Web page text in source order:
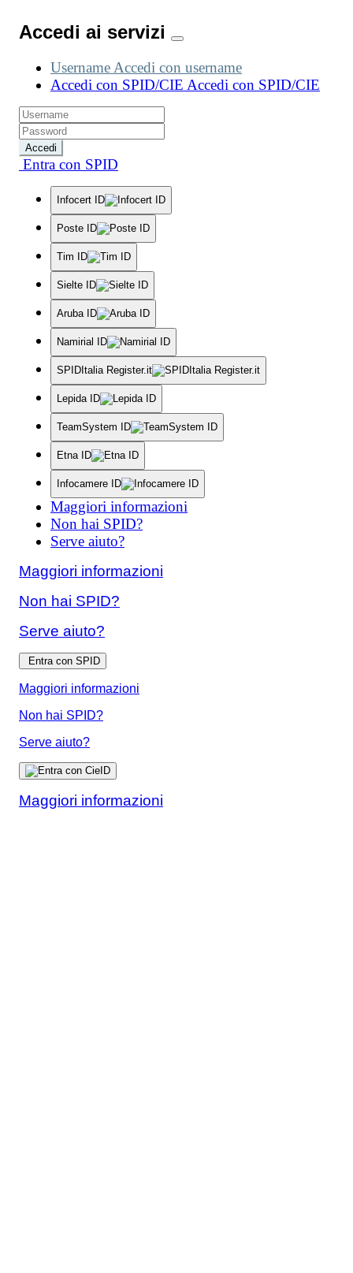
Accedi ai servizi
Username Accedi con username
Accedi con SPID/CIE Accedi con SPID/CIE
Accedi
Entra con SPID
Infocert ID
Poste ID
Tim ID
Sielte ID
Aruba ID
Namirial ID
SPIDItalia Register.it
Lepida ID
TeamSystem ID
Etna ID
Infocamere ID
Maggiori informazioni
Non hai SPID?
Serve aiuto?
Maggiori informazioni
Non hai SPID?
Serve aiuto?
Entra con SPID
Maggiori informazioni
Non hai SPID?
Serve aiuto?
Maggiori informazioni